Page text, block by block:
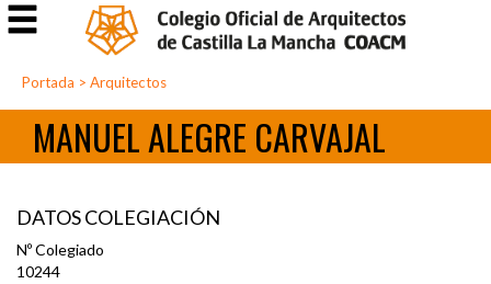
Portada > Arquitectos
MANUEL ALEGRE CARVAJAL
DATOS COLEGIACIÓN
Nº Colegiado
10244